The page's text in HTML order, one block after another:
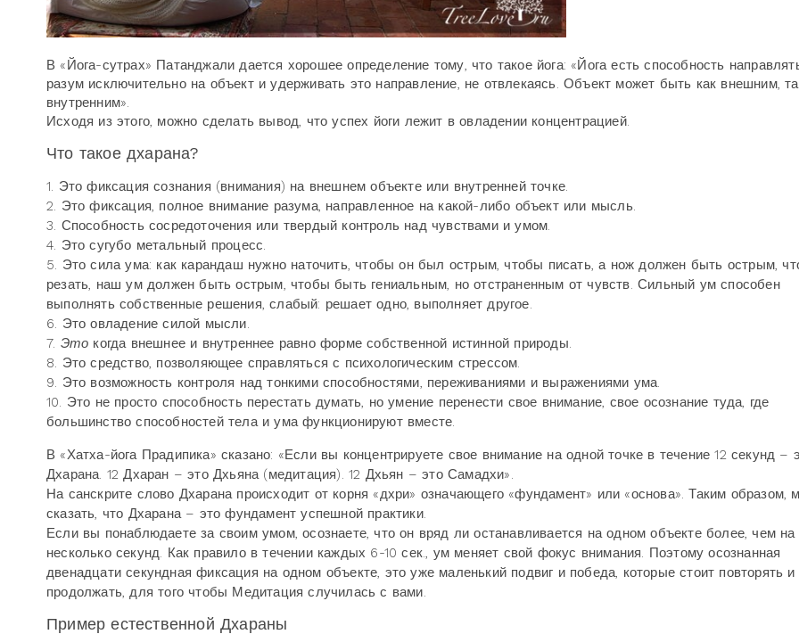
В «Йога-сутрах» Патанджали дается хорошее определение тому, что такое йога: «Йога есть способность
разум исключительно на объект и удерживать это направление, не отвлекаясь. Объект может быть как внешним,
внутренним».
Исходя из этого, можно сделать вывод, что успех йоги лежит в овладении концентрацией.
Что такое дхарана?
1. Это фиксация сознания (внимания) на внешнем объекте или внутренней точке.
2. Это фиксация, полное внимание разума, направленное на какой-либо объект или мысль.
3. Способность сосредоточения или твердый контроль над чувствами и умом.
4. Это сугубо метальный процесс.
5. Это сила ума: как карандаш нужно наточить, чтобы он был острым, чтобы писать, а нож должен быть острым,
резать, наш ум должен быть острым, чтобы быть гениальным, но отстраненным от чувств. Сильный ум способен
выполнять собственные решения, слабый: решает одно, выполняет другое.
6. Это овладение силой мысли.
7. Это когда внешнее и внутреннее равно форме собственной истинной природы.
8. Это средство, позволяющее справляться с психологическим стрессом.
9. Это возможность контроля над тонкими способностями, переживаниями и выражениями ума.
10. Это не просто способность перестать думать, но умение перенести свое внимание, свое осознание туда, где
большинство способностей тела и ума функционируют вместе.
В «Хатха-йога Прадипика» сказано: «Если вы концентрируете свое внимание на одной точке в течение 12 секунд –
Дхарана. 12 Дхаран – это Дхьяна (медитация). 12 Дхьян – это Самадхи».
На санскрите слово Дхарана происходит от корня «дхри» означающего «фундамент» или «основа». Таким образом,
сказать, что Дхарана – это фундамент успешной практики.
Если вы понаблюдаете за своим умом, осознаете, что он вряд ли останавливается на одном объекте более, чем на
несколько секунд. Как правило в течении каждых 6-10 сек., ум меняет свой фокус внимания. Поэтому осознанная
двенадцати секундная фиксация на одном объекте, это уже маленький подвиг и победа, которые стоит повторять и
продолжать, для того чтобы Медитация случилась с вами.
Пример естественной Дхараны